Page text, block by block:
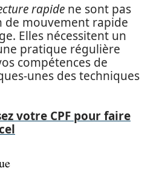
rapide ne sont pas
de mouvement rapide
Elles nécessitent un
pratique régulière
compétences de
unes des techniques
votre CPF pour faire